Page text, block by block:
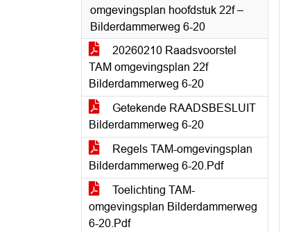
omgevingsplan hoofdstuk 22f –
Bilderdammerweg 6-20
20260210 Raadsvoorstel
TAM omgevingsplan 22f
Bilderdammerweg 6-20
Getekende RAADSBESLUIT
Bilderdammerweg 6-20
Regels TAM-omgevingsplan
Bilderdammerweg 6-20.Pdf
Toelichting TAM-
omgevingsplan Bilderdammerweg
6-20.Pdf